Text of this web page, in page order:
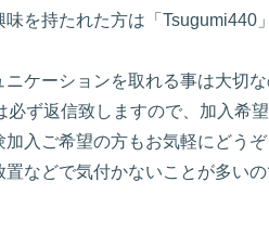
味を持たれた方は「Tsugumi440
ニケーションを取れる事は大切
必ず返信致しますので、加入希
加入ご希望の方もお気軽にどう
置などで気付かないことが多い